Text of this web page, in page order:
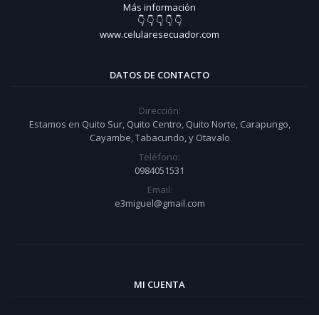
Más información
👇 👇 👇 👇 👇
www.celularesecuador.com
DATOS DE CONTACTO
Dirección:
Estamos en Quito Sur, Quito Centro, Quito Norte, Carapungo,
Cayambe, Tabacundo, y Otavalo
Teléfono:
0984051531
Email:
e3miguel@gmail.com
MI CUENTA